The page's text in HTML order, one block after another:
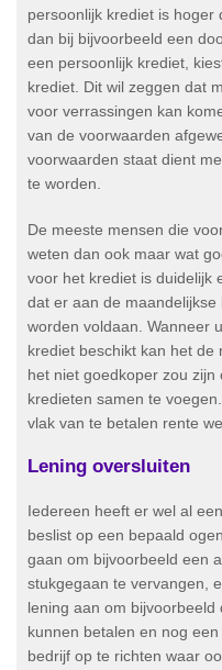
persoonlijk krediet is
dan bij bijvoorbeeld een
een persoonlijk krediet,
krediet. Dit wil zeggen dat
voor verrassingen kan
van de voorwaarden
voorwaarden staat dient
te worden.
De meeste mensen die
weten dan ook maar wat
voor het krediet is duidelijk
dat er aan de
worden voldaan. Wanneer
krediet beschikt kan het
het niet goedkoper zou
kredieten samen te
vlak van te betalen rente
Lening oversluiten
Iedereen heeft er wel al
beslist op een bepaald
gaan om bijvoorbeeld een
stukgegaan te vervangen,
lening aan om
kunnen betalen en nog
bedrijf op te richten waar